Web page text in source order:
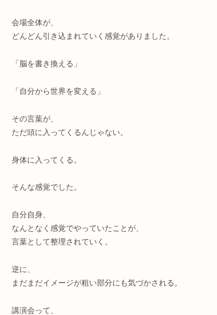
会場全体が、
どんどん引き込まれていく感覚がありました。
「脳を書き換える」
「自分から世界を変える」
その言葉が、
ただ頭に入ってくるんじゃない。
身体に入ってくる。
そんな感覚でした。
自分自身、
なんとなく感覚でやっていたことが、
言葉として整理されていく。
逆に、
まだまだイメージが粗い部分にも気づかされる。
講演会って、